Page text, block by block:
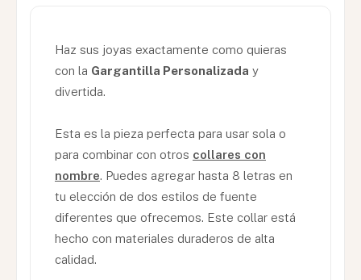
Haz sus joyas exactamente como quieras
con la Gargantilla Personalizada y
divertida.
Esta es la pieza perfecta para usar sola o
para combinar con otros collares con
nombre. Puedes agregar hasta 8 letras en
tu elección de dos estilos de fuente
diferentes que ofrecemos. Este collar está
hecho con materiales duraderos de alta
calidad.